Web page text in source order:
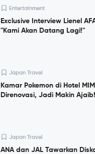
Entertainment
Exclusive Interview Lienel
"Kami Akan Datang Lagi!"
Japan Travel
Kamar Pokemon di Hotel
Direnovasi, Jadi Makin Ajaib!
Japan Travel
ANA dan JAL Tawarkan